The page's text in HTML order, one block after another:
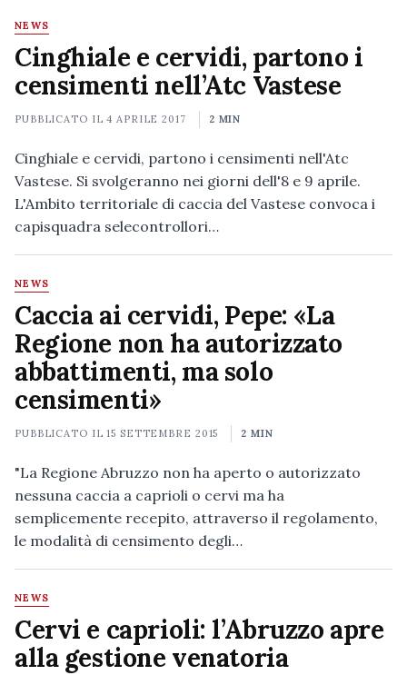
NEWS
Cinghiale e cervidi, partono i
censimenti nell’Atc Vastese
PUBBLICATO IL4 APRILE 2017 2 MIN
Cinghiale e cervidi, partono i censimenti nell'Atc
Vastese. Si svolgeranno nei giorni dell'8 e 9 aprile.
L'Ambito territoriale di caccia del Vastese convoca i
capisquadra selecontrollori…
NEWS
Caccia ai cervidi, Pepe: «La
Regione non ha autorizzato
abbattimenti, ma solo
censimenti»
PUBBLICATO IL15 SETTEMBRE 2015 2 MIN
"La Regione Abruzzo non ha aperto o autorizzato
nessuna caccia a caprioli o cervi ma ha
semplicemente recepito, attraverso il regolamento,
le modalità di censimento degli…
NEWS
Cervi e caprioli: l’Abruzzo apre
alla gestione venatoria